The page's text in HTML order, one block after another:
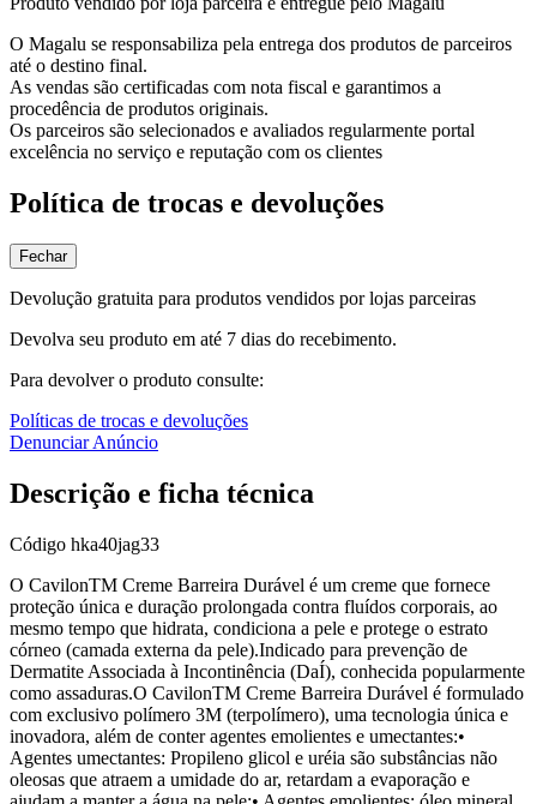
O Magalu se responsabiliza pela entrega dos produtos de parceiros
até o destino final.
As vendas são certificadas com nota fiscal e garantimos a
procedência de produtos originais.
Os parceiros são selecionados e avaliados regularmente portal
excelência no serviço e reputação com os clientes
Política de trocas e devoluções
Fechar
Devolução gratuita para produtos vendidos por lojas parceiras
Devolva seu produto em até 7 dias do recebimento.
Para devolver o produto consulte:
Políticas de trocas e devoluções
Denunciar Anúncio
Descrição e ficha técnica
Código hka40jag33
O CavilonTM Creme Barreira Durável é um creme que fornece
proteção única e duração prolongada contra fluídos corporais, ao
mesmo tempo que hidrata, condiciona a pele e protege o estrato
córneo (camada externa da pele).Indicado para prevenção de
Dermatite Associada à Incontinência (DaÍ), conhecida popularmente
como assaduras.O CavilonTM Creme Barreira Durável é formulado
com exclusivo polímero 3M (terpolímero), uma tecnologia única e
inovadora, além de conter agentes emolientes e umectantes:•
Agentes umectantes: Propileno glicol e uréia são substâncias não
oleosas que atraem a umidade do ar, retardam a evaporação e